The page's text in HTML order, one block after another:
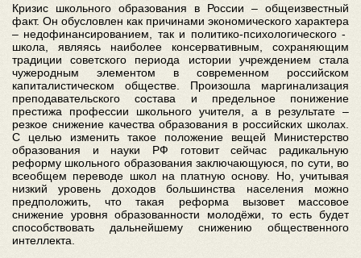
Кризис школьного образования в России – общеизвестный
факт. Он обусловлен как причинами экономического характера
– недофинансированием, так и политико-психологического -
школа, являясь наиболее консервативным, сохраняющим
традиции советского периода истории учреждением стала
чужеродным элементом в современном российском
капиталистическом обществе. Произошла маргинализация
преподавательского состава и предельное понижение
престижа профессии школьного учителя, а в результате –
резкое снижение качества образования в российских школах.
С целью изменить такое положение вещей Министерство
образования и науки РФ готовит сейчас радикальную
реформу школьного образования заключающуюся, по сути, во
всеобщем переводе школ на платную основу. Но, учитывая
низкий уровень доходов большинства населения можно
предположить, что такая реформа вызовет массовое
снижение уровня образованности молодёжи, то есть будет
способствовать дальнейшему снижению общественного
интеллекта.